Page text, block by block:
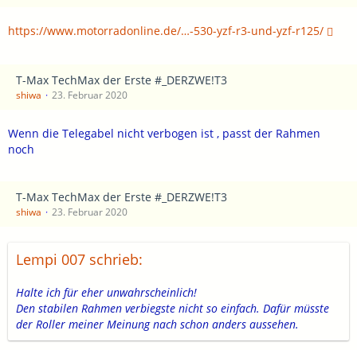
https://www.motorradonline.de/…-530-yzf-r3-und-yzf-r125/
T-Max TechMax der Erste #_DERZWE!T3
shiwa 23. Februar 2020
Wenn die Telegabel nicht verbogen ist , passt der Rahmen
noch
T-Max TechMax der Erste #_DERZWE!T3
shiwa 23. Februar 2020
Lempi 007 schrieb:
Halte ich für eher unwahrscheinlich!
Den stabilen Rahmen verbiegste nicht so einfach. Dafür müsste
der Roller meiner Meinung nach schon anders aussehen.